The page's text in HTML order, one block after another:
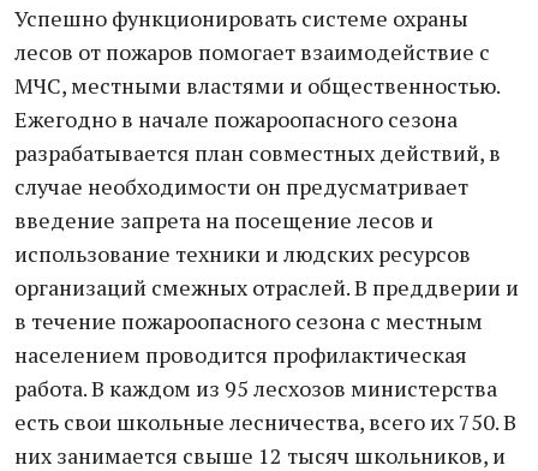
Успешно функционировать системе охраны
лесов от пожаров помогает взаимодействие с
МЧС, местными властями и общественностью.
Ежегодно в начале пожароопасного сезона
разрабатывается план совместных действий, в
случае необходимости он предусматривает
введение запрета на посещение лесов и
использование техники и людских ресурсов
организаций смежных отраслей. В преддверии и
в течение пожароопасного сезона с местным
населением проводится профилактическая
работа. В каждом из 95 лесхозов министерства
есть свои школьные лесничества, всего их 750. В
них занимается свыше 12 тысяч школьников, и